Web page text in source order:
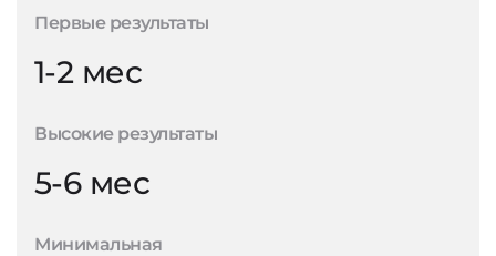
Первые результаты
1-2 мес
Высокие результаты
5-6 мес
Минимальная